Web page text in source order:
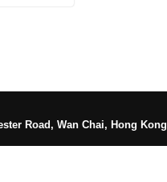
Road, Wan Chai, Hong Kong